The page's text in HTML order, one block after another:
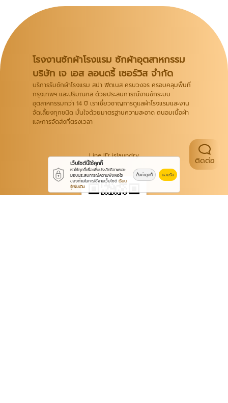
โรงงานซักผ้าโรงแรม ซักผ้าอุตสาหกรรม
บริษัท เจ เอส ลอนดรี้ เซอร์วิส จำกัด
บริการรับซักผ้าโรงแรม สปา ฟิตเนส ครบวงจร ครอบคลุมพื้นที่
กรุงเทพฯ และปริมณฑล ด้วยประสบการณ์งานซักระบบ
อุตสาหกรรมกว่า 14 ปี เราเชี่ยวชาญการดูแลผ้าโรงแรมและงาน
จัดเลี้ยงทุกชนิด มั่นใจด้วยมาตรฐานความสะอาด ถนอมเนื้อผ้า
และการจัดส่งที่ตรงเวลา
Line ID: jslaundry ติดต่อ
เว็บไซต์นี้ใช้คุกกี้
เราใช้คุกกี้เพื่อเพิ่มประสิทธิภาพและ
มอบประสบการณ์ความพึงพอใจ
ของท่านในการใช้งานเว็บไซต์ เรียน
รู้เพิ่มเติม
ตั้งค่าคุกกี้ ยอมรับ